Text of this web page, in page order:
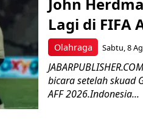
Olahraga
John
Lagi di FIFA
Sabtu, 8
bicara setelah skuad
AFF 2026.Indonesia...